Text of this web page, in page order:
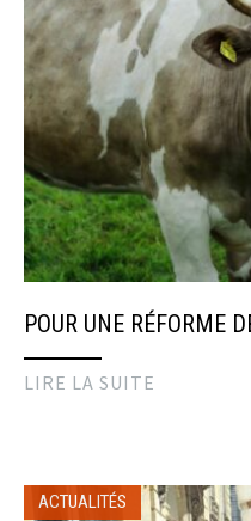
POUR UNE RÉFORME
LIRE LA SUITE
ACTUALITÉS